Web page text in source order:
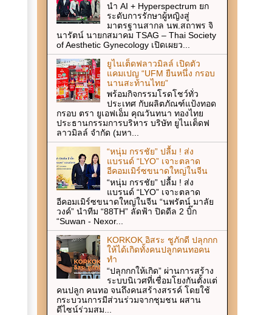
นำ AI + Hyperspectrum ยก
ระดับการรักษาผู้หญิงสู่
มาตรฐานสากล นพ.สถาพร จิ
นารัตน์ นายกสมาคม TSAG – Thai Society
of Aesthetic Gynecology เปิดเผยว...
ยูไนเต็ดฟลาวมิลล์ เปิดตัว
แคมเปญ “UFM ยืนหนึ่ง กรอบ
นานสะท้านไทย”
พร้อมกิจกรรมโรดโชว์ทั่ว
ประเทศ กับผลิตภัณฑ์แป้งทอด
กรอบ ตรา ยูเอฟเอ็ม คุณวันทนา ทองไทย
ประธานกรรมการบริหาร บริษัท ยูไนเต็ดฟ
ลาวมิลล์ จำกัด (มหา...
“หนุ่ม กรรชัย” ปลื้ม ! ส่ง
แบรนด์ “LYO” เจาะตลาด
อีคอมเมิร์ซขนาดใหญ่ในจีน
“หนุ่ม กรรชัย” ปลื้ม ! ส่ง
แบรนด์ “LYO” เจาะตลาด
อีคอมเมิร์ซขนาดใหญ่ในจีน “นพรัตน์ มาลัย
วงค์” นำทีม “88TH” ลัดฟ้า ปิดดีล 2 บิ๊ก
“Suwan - Nexor...
KORKOK อิสระ ชูภักดี ปลุกกก
ให้ได้เกิดทั้งคนปลูกคนทอคน
ทำ
“ปลุกกกให้เกิด” ผ่านการสร้าง
ระบบนิเวศที่เชื่อมโยงกันตั้งแต่
คนปลูก คนทอ จนถึงคนสร้างสรรค์ โดยใช้
กระบวนการมีส่วนร่วมจากชุมชน ผสาน
ดีไซน์ร่วมสม...